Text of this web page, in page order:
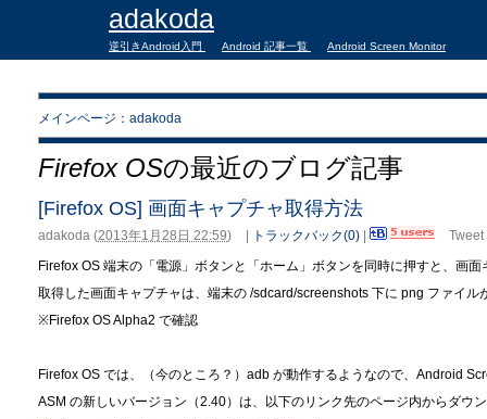
adakoda
逆引きAndroid入門 Android 記事一覧 Android Screen Monitor
メインページ：adakoda
Firefox OSの最近のブログ記事
[Firefox OS] 画面キャプチャ取得方法
adakoda (2013年1月28日 22:59) トラックバック(0)
Tweet
Firefox OS 端末の「電源」ボタンと「ホーム」ボタンを同時に押すと、画
取得した画面キャプチャは、端末の /sdcard/screenshots 下に png ファイル
※Firefox OS Alpha2 で確認
Firefox OS では、（今のところ？）adb が動作するようなので、Android
ASM の新しいバージョン（2.40）は、以下のリンク先のページ内からダウ